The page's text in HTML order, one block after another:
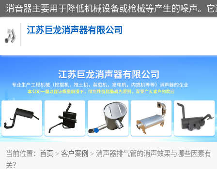
江苏巨龙消声器有限公司
当前位置： 首页 > 客户案例 > 消声器排气管的消声效果与哪些因素有
关？
消声器